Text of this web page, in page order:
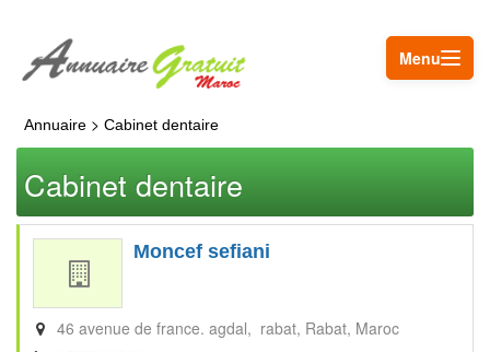
Menu
Annuaire > Cabinet dentaire
Cabinet dentaire
Moncef sefiani
46 avenue de france. agdal, rabat Rabat Maroc